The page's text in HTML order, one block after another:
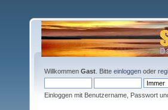
Willkommen Gast . Bitte einloggen oder
Einloggen mit Benutzername, Passwort